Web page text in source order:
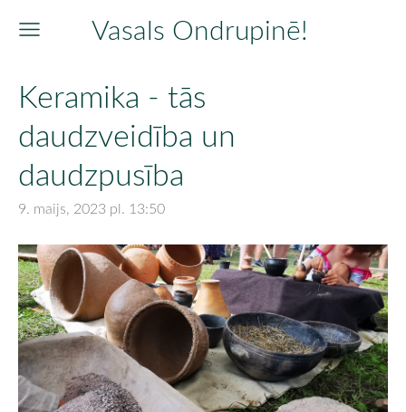
Vasals Ondrupinē!
Keramika - tās
daudzveidība un
daudzpusība
9. maijs, 2023 pl. 13:50